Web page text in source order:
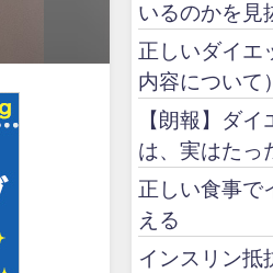
いるのかを見
正しいダイエ
内容について）
【朗報】ダ
は、実はたっ
正しい食事で
える
インスリン抵